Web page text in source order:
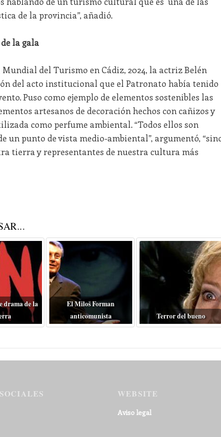
de la provincia”, añadió.
la gala
del Turismo en Cádiz, 2024, la actriz Belén
del acto institucional que el Patronato había tenido
Puso como ejemplo de elementos sostenibles las
artesanos de decoración hechos con cañizos y
como perfume ambiental. “Todos ellos son
un punto de vista medio-ambiental”, argumentó,
tierra y representantes de nuestra cultura más
drama de la
El Miloš Forman
anticomunista
Terror del bueno
WEBSITE
Aviso legal